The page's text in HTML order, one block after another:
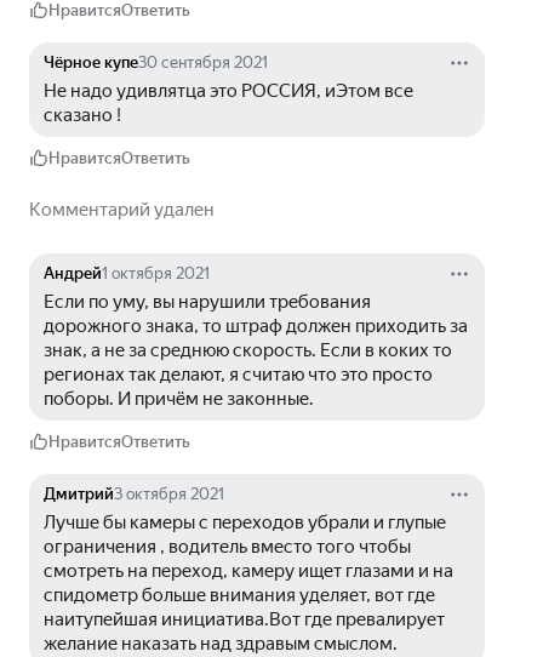
НравитсяОтветить
Чёрное купе30 сентября 2021
Не надо удивлятца это РОССИЯ, иЭтом все
сказано !
НравитсяОтветить
Комментарий удален
Андрей1 октября 2021
Если по уму, вы нарушили требования
дорожного знака, то штраф должен приходить за
знак, а не за среднюю скорость. Если в коких то
регионах так делают, я считаю что это просто
поборы. И причём не законные.
НравитсяОтветить
Дмитрий3 октября 2021
Лучше бы камеры с переходов убрали и глупые
ограничения , водитель вместо того чтобы
смотреть на переход, камеру ищет глазами и на
спидометр больше внимания уделяет, вот где
наитупейшая инициатива.Вот где превалирует
желание наказать над здравым смыслом.